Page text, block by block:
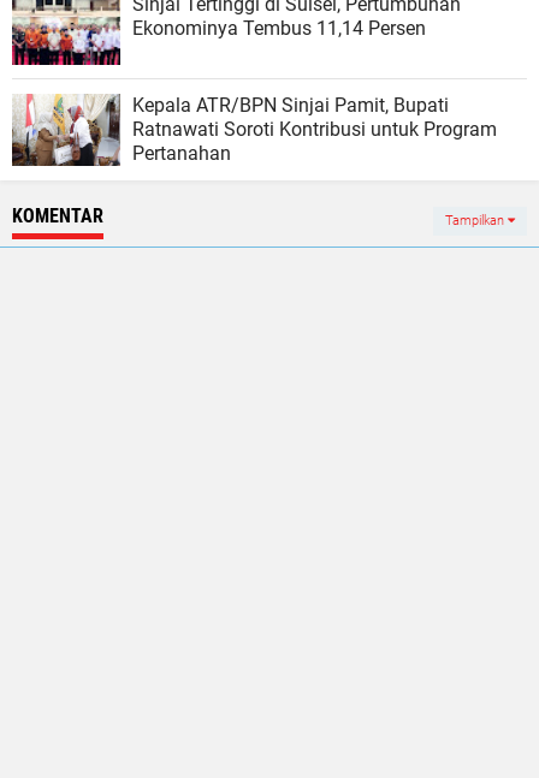
Ekonominya Tembus 11,14 Persen
Kepala ATR/BPN Sinjai Pamit, Bupati
Ratnawati Soroti Kontribusi untuk Program
Pertanahan
KOMENTAR Tampilkan